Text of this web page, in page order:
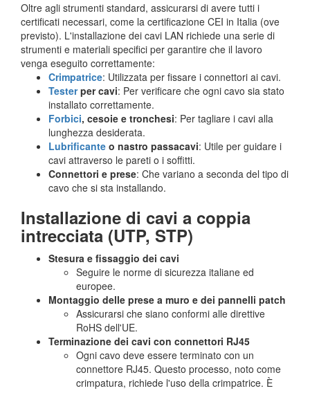
Oltre agli strumenti standard, assicurarsi di avere tutti i
certificati necessari, come la certificazione CEI in Italia (ove
previsto). L'installazione dei cavi LAN richiede una serie di
strumenti e materiali specifici per garantire che il lavoro
venga eseguito correttamente:
Crimpatrice: Utilizzata per fissare i connettori ai cavi.
Testerper cavi: Per verificare che ogni cavo sia stato
installato correttamente.
Forbici, cesoie e tronchesi: Per tagliare i cavi alla
lunghezza desiderata.
Lubrificante o nastro passacavi: Utile per guidare i
cavi attraverso le pareti o i soffitti.
Connettori e prese: Che variano a seconda del tipo di
cavo che si sta installando.
Installazione di cavi a coppia
intrecciata (UTP, STP)
Stesura e fissaggio dei cavi
Seguire le norme di sicurezza italiane ed
europee.
Montaggio delle prese a muro e dei pannelli patch
Assicurarsi che siano conformi alle direttive
RoHS dell'UE.
Terminazione dei cavi con connettori RJ45
Ogni cavo deve essere terminato con un
connettore RJ45. Questo processo, noto come
crimpatura, richiede l'uso della crimpatrice. È